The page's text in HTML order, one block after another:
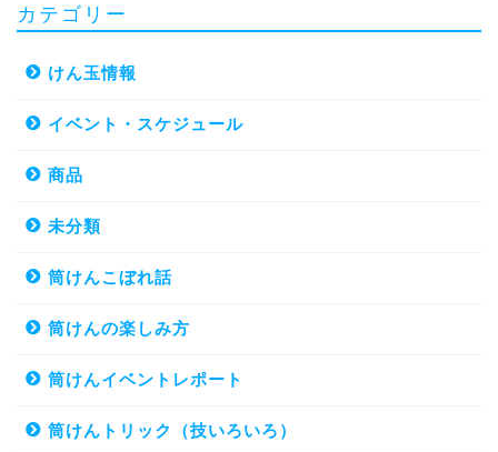
カテゴリー
けん玉情報
イベント・スケジュール
商品
未分類
筒けんこぼれ話
筒けんの楽しみ方
筒けんイベントレポート
筒けんトリック（技いろいろ）